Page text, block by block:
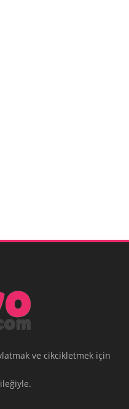
ve cikcikletmek için